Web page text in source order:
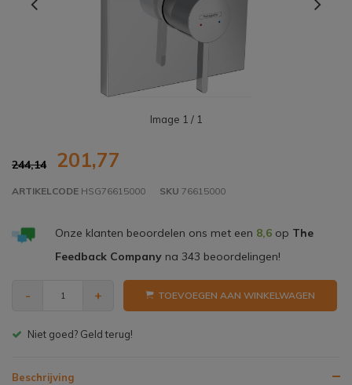
Image 1 / 1
244,14 201,77
ARTIKELCODE HSG76615000 SKU 76615000
Onze klanten beoordelen ons met een 8,6op The
Feedback Companyna 343 beoordelingen!
- + TOEVOEGEN AAN WINKELWAGEN
Gratis bezorgen v.a. € 150,- (NL)
Beschrijving